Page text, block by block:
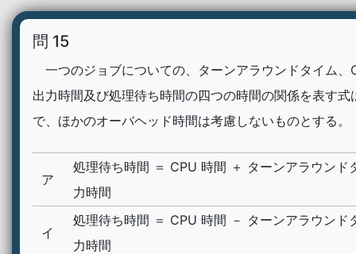
問 15
一つのジョブについての、ターンアラウンドタイム、
出力時間及び処理待ち時間の四つの時間の関係を表す式
で、ほかのオーバヘッド時間は考慮しないものとする。
ア
処理待ち時間 ＝ CPU 時間 ＋ ターンアラウンド
力時間
イ
処理待ち時間 ＝ CPU 時間 － ターンアラウンド
力時間